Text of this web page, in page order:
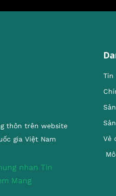
thôn trên website
gia Việt Nam
Tin
Vẻ